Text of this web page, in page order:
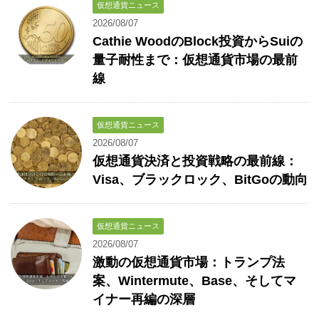
仮想通貨ニュース
2026/08/07
Cathie WoodのBlock投資からSuiの
量子耐性まで：仮想通貨市場の最前
線
仮想通貨ニュース
2026/08/07
仮想通貨決済と投資戦略の最前線：
Visa、ブラックロック、BitGoの動向
仮想通貨ニュース
2026/08/07
激動の仮想通貨市場：トランプ法
案、Wintermute、Base、そしてマ
イナー再編の深層